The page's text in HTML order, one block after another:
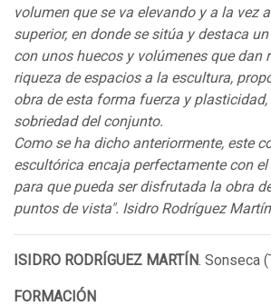
volumen que se va elevando y a la vez
superior, en donde se sitúa y destaca
con unos huecos y volúmenes que dan
riqueza de espacios a la escultura,
obra de esta forma fuerza y plasticidad,
sobriedad del conjunto.
Como se ha dicho anteriormente, este
escultórica encaja perfectamente con
para que pueda ser disfrutada la obra
puntos de vista". Isidro Rodríguez Martín
ISIDRO RODRÍGUEZ MARTÍN . Sonseca
FORMACIÓN